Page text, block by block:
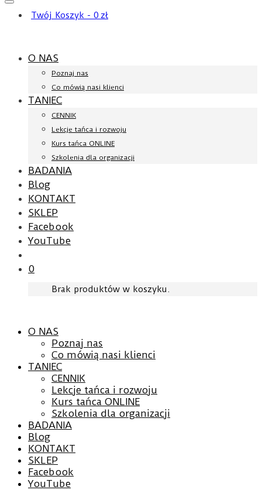
Twój Koszyk - 0 zł
O NAS
Poznaj nas
Co mówią nasi klienci
TANIEC
CENNIK
Lekcje tańca i rozwoju
Kurs tańca ONLINE
Szkolenia dla organizacji
BADANIA
Blog
KONTAKT
SKLEP
Facebook
YouTube
0
Brak produktów w koszyku.
O NAS
Poznaj nas
Co mówią nasi klienci
TANIEC
CENNIK
Lekcje tańca i rozwoju
Kurs tańca ONLINE
Szkolenia dla organizacji
BADANIA
Blog
KONTAKT
SKLEP
Facebook
YouTube